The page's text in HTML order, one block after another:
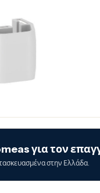
για τον
στην Ελλάδα.